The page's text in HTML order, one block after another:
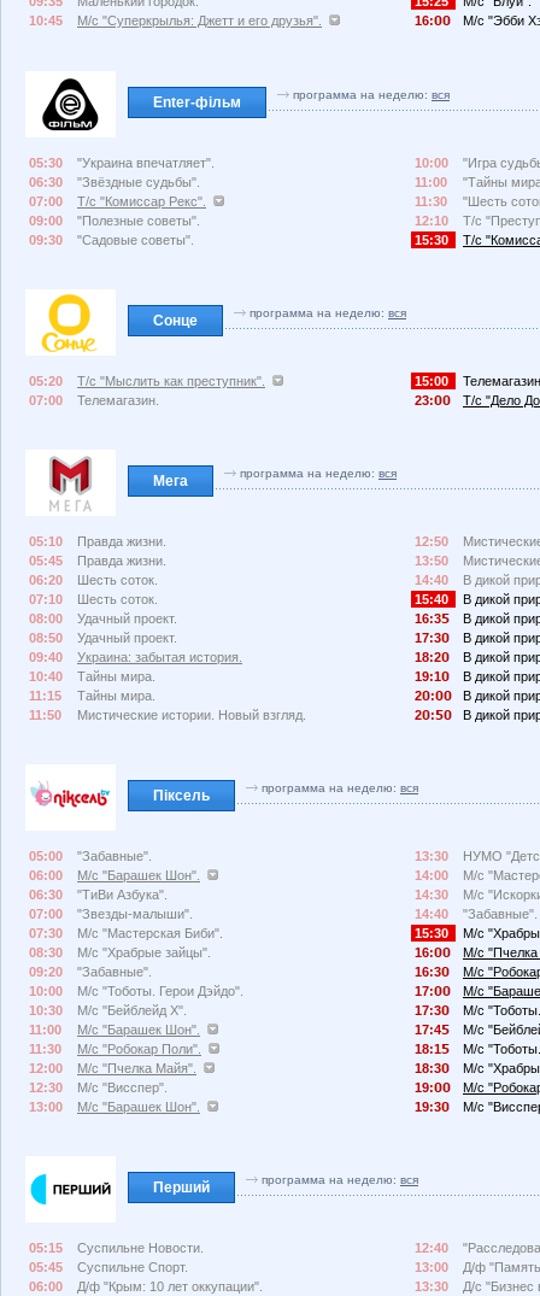
10:45
М/с "Суперкрылья: Джетт и его друзья".
16:
М/с "Эбби
Enter-фільм программа на неделю: вся
05:30
"Украина впечатляет".
06:30
"Звёздные судьбы".
07:00
Т/с "Комиссар Рекс".
09:00
"Полезные советы".
09:30
"Садовые советы".
10:00
"Игра
11:00
"Тайны
11:30
"Шесть
12:10
Т/с
15:30
Т/с
Сонце программа на неделю: вся
05:20
Т/с "Мыслить как преступник".
07:00
Телемагазин.
15:00
23:
Т/с "Дело
Мега программа на неделю: вся
05:10
Правда жизни.
05:45
Правда жизни.
06:20
Шесть соток.
07:10
Шесть соток.
08:00
Удачный проект.
08:50
Удачный проект.
09:40
Украина: забытая история.
10:40
Тайны мира.
11:15
Тайны мира.
11:50
Мистические истории. Новый взгляд.
12:50
13:50
14:40
В дикой
15:40
В дикой
16:3
В дикой
17:3
В дикой
18:2
В дикой
19:1
В дикой
2
:
В дикой
2
: В дикой
Піксель программа на неделю: вся
05:00
"Забавные".
06:00
М/с "Барашек Шон".
06:30
"ТиВи Азбука".
07:00
"Звезды-малыши".
07:30
М/с "Мастерская Биби".
08:30
М/с "Храбрые зайцы".
09:20
"Забавные".
10:00
М/с "Тоботы. Герои Дэйдо".
10:30
М/с "Бейблейд X".
11:00
М/с "Барашек Шон".
11:30
М/с "Робокар Поли".
12:00
М/с "Пчелка Майя".
12:30
М/с "Висспер".
13:00
М/с "Барашек Шон".
13:30
НУМО
14:00
М/с
14:30
М/с
14:40
"Забавные".
15:30
М/с
16:
М/с
16:3
М/с
17:
М/с
17:3
М/с
17:4
М/с
18:1
М/с
18:3
М/с
19:
М/с
19:3
М/с
Перший программа на неделю: вся
05:15
Суспильне Новости.
05:45
Суспильне Спорт.
06:00
Д/ф "Крым: 10 лет оккупации".
12:40
13:00
Д/ф
13:30
Д/с "Бизнес